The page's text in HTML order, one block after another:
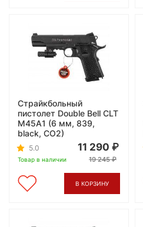
Страйкбольный
пистолет Double Bell CLT
M45A1 (6 мм, 839,
black, CO2)
5.0
Товар в наличии
11 290
19 245
В КОРЗИНУ